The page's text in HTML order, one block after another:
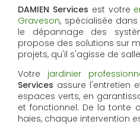
DAMIEN Services est votre
Graveson, spécialisée
le dépannage des
propose des solutions sur
projets, qu'il s'agisse de
Votre jardinier
Services assure l'entretien
espaces verts, en
et fonctionnel. De la tonte
haies, chaque intervention